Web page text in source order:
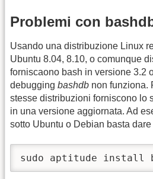
Problemi con
Usando una distribuzione Linux
Ubuntu 8.04, 8.10, o comunque
forniscaono bash in versione 3.2
debugging bashdb non funziona.
stesse distribuzioni forniscono lo
in una versione aggiornata. Ad
sotto Ubuntu o Debian basta
sudo aptitude install